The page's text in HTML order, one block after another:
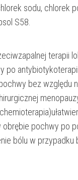
sodu, chlorek
S58.
terapii
po
bez względu
obrębie pochwy po
bólu w